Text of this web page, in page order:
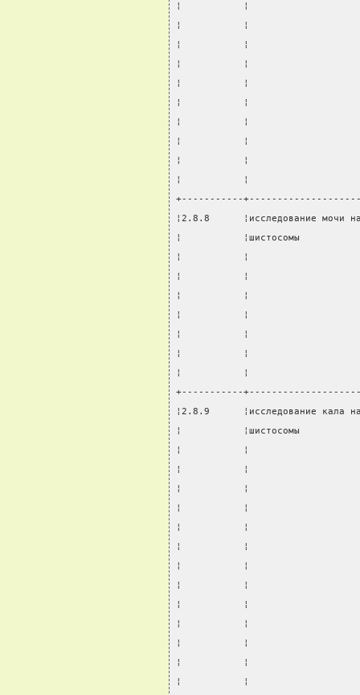
¦           ¦
¦           ¦
¦           ¦
¦           ¦
¦           ¦
¦           ¦
¦           ¦
¦           ¦
¦           ¦
¦           ¦
+-----------
¦2.8.8      ¦исследование
¦           ¦шистосомы
¦           ¦
¦           ¦
¦           ¦
¦           ¦
¦           ¦
¦           ¦
¦           ¦
+-----------
¦2.8.9      ¦исследование
¦           ¦шистосомы
¦           ¦
¦           ¦
¦           ¦
¦           ¦
¦           ¦
¦           ¦
¦           ¦
¦           ¦
¦           ¦
¦           ¦
¦           ¦
¦           ¦
¦           ¦